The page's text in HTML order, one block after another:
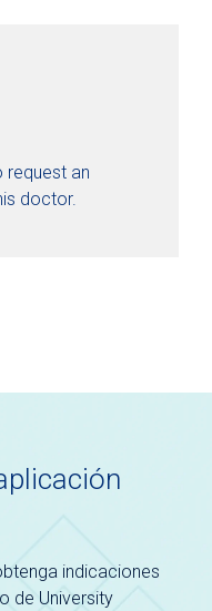
request an
doctor.
indicaciones
de University